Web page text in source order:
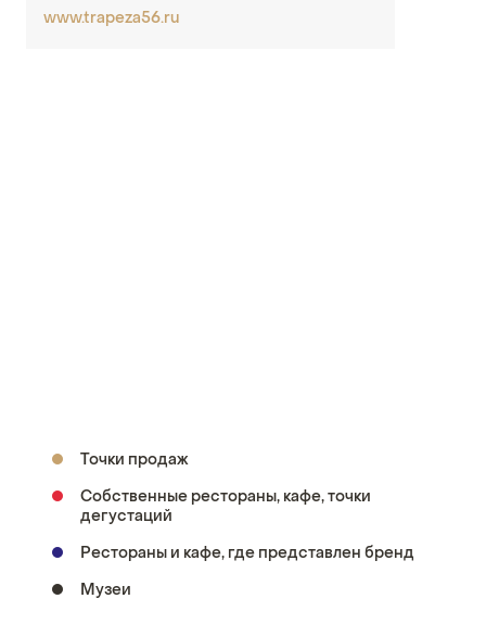
www.trapeza56.ru
Точки продаж
Собственные рестораны, кафе, точки
дегустаций
Рестораны и кафе, где представлен бренд
Музеи